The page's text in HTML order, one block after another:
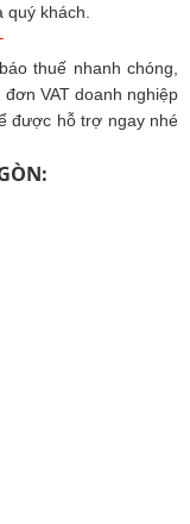
khách.
thuế nhanh chóng,
VAT doanh nghiệp
được hỗ trợ ngay nhé